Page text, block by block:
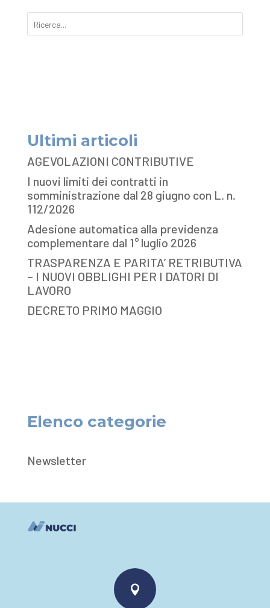
Ultimi articoli
AGEVOLAZIONI CONTRIBUTIVE
I nuovi limiti dei contratti in
somministrazione dal 28 giugno con L. n.
112/2026
Adesione automatica alla previdenza
complementare dal 1° luglio 2026
TRASPARENZA E PARITA’ RETRIBUTIVA
– I NUOVI OBBLIGHI PER I DATORI DI
LAVORO
DECRETO PRIMO MAGGIO
Elenco categorie
Newsletter
